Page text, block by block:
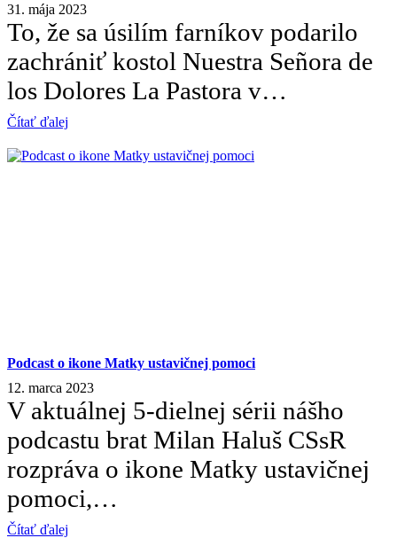
31. mája 2023
To, že sa úsilím farníkov podarilo
zachrániť kostol Nuestra Señora de
los Dolores La Pastora v…
Čítať ďalej
Podcast o ikone Matky ustavičnej pomoci
12. marca 2023
V aktuálnej 5-dielnej sérii nášho
podcastu brat Milan Haluš CSsR
rozpráva o ikone Matky ustavičnej
pomoci,…
Čítať ďalej